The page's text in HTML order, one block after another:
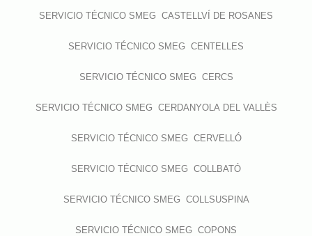
SERVICIO TÉCNICO SMEG CASTELLVÍ DE ROSANES
SERVICIO TÉCNICO SMEG CENTELLES
SERVICIO TÉCNICO SMEG CERCS
SERVICIO TÉCNICO SMEG CERDANYOLA DEL VALLÈS
SERVICIO TÉCNICO SMEG CERVELLÓ
SERVICIO TÉCNICO SMEG COLLBATÓ
SERVICIO TÉCNICO SMEG COLLSUSPINA
SERVICIO TÉCNICO SMEG COPONS